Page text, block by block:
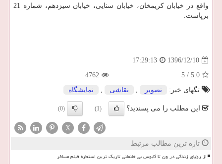
واقع در خیابان كریمخان، خیابان سنایی، خیابان سیزدهم، شماره 21
برپاست.
1396/12/10
17:29:13
5.0
/
5
4762
تگهای خبر:
تصویر , نقاشی , نمایشگاه
این مطلب را می پسندید؟ (1)
(0)
X
تازه ترین مطالب مرتبط
از رؤیای زندگی در ون تا کابوس بی خانمانی تاریک ترین استعاره فیلم مسافر